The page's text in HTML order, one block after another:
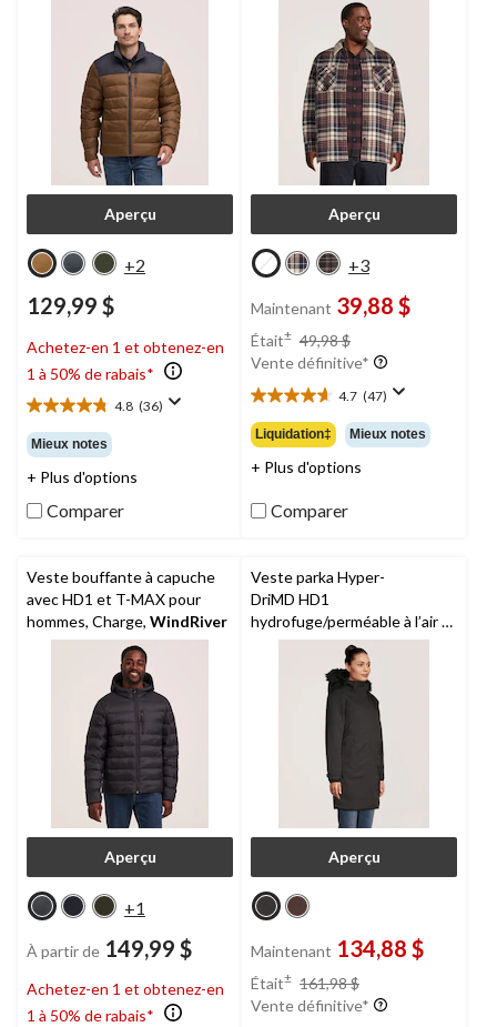
Aperçu
+2
129,99 $
Achetez-en 1 et obtenez-en
1 à 50% de rabais*
4.8 (36)
4.8
étoile(s)
sur
5.
36
évaluations
Mieux notes
+ Plus d'options
Comparer
Aperçu
+3
Maintenant 39,88 $
Était± 49,98 $
était
Vente définitive*
4.7 (47)
4.7
étoile(s)
sur
5.
évaluations
Liquidation‡ Mieux notes
+ Plus d'options
Comparer
Veste bouffante à capuche
avec HD1 et T-MAX pour
hommes, Charge, WindRiver
Aperçu
+1
À partir de 149,99 $
Achetez-en 1 et obtenez-en
1 à 50% de rabais*
Veste parka Hyper-
DriMD HD1
hydrofuge/perméable à l’air à
isolant T-Max pour femmes,
Denver Hayes
Aperçu
Maintenant 134,88 $
Était± 161,98 $
était
Vente définitive*